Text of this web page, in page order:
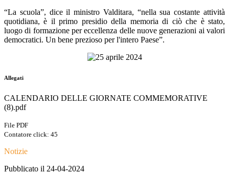
“La scuola”, dice il ministro Valditara, “nella sua costante attività
quotidiana, è il primo presidio della memoria di ciò che è stato,
luogo di formazione per eccellenza delle nuove generazioni ai valori
democratici. Un bene prezioso per l'intero Paese”.
Allegati
CALENDARIO DELLE GIORNATE COMMEMORATIVE
(8).pdf
File PDF
Contatore click: 45
Notizie
Pubblicato il 24-04-2024